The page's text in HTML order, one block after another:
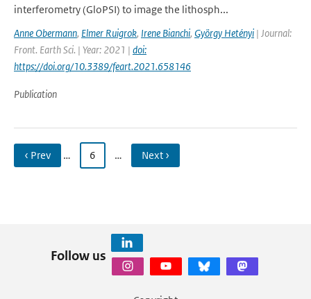
interferometry (GloPSI) to image the lithosph...
Anne Obermann, Elmer Ruigrok, Irene Bianchi, György Hetényi | Journal:
Front. Earth Sci. | Year: 2021 | doi:
https://doi.org/10.3389/feart.2021.658146
Publication
‹ Prev … 6 … Next ›
Follow us